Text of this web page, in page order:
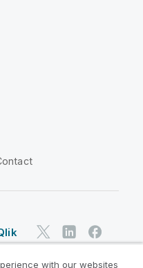
with our websites